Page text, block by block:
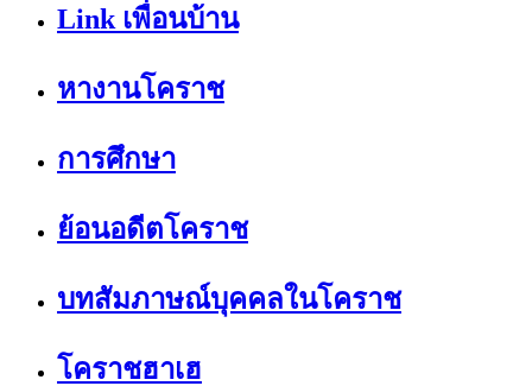
Link เพื่อนบ้าน
หางานโคราช
การศึกษา
ย้อนอดีตโคราช
บทสัมภาษณ์บุคคลในโคราช
โคราชฮาเฮ